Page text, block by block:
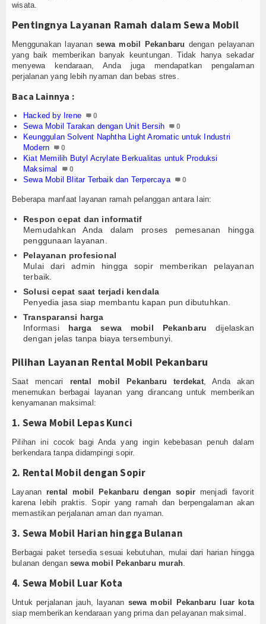
Agenda
Forum
Login
wisata.
Pentingnya Layanan Ramah dalam Sewa Mobil
Menggunakan layanansewa mobil Pekanbaru dengan pelayanan
yang baik memberikan banyak keuntungan. Tidak hanya sekadar
menyewa kendaraan, Anda juga mendapatkan pengalaman
perjalanan yang lebih nyaman dan bebas stres.
Baca Lainnya :
Hacked by Irene 0
Sewa Mobil Tarakan dengan Unit Bersih 0
Keunggulan Solvent Naphtha Light Aromatic untuk Industri
Modern
0
Kiat Memilih Butyl Acrylate Berkualitas untuk Produksi
Maksimal
0
Sewa Mobil Blitar Terbaik dan Terpercaya 0
Beberapa manfaat layanan ramah pelanggan antara lain:
Respon cepat dan informatif
Memudahkan Anda dalam proses pemesanan hingga
penggunaan layanan.
Pelayanan profesional
Mulai dari admin hingga sopir memberikan pelayanan
terbaik.
Solusi cepat saat terjadi kendala
Penyedia jasa siap membantu kapan pun dibutuhkan.
Transparansi harga
Informasi harga sewa mobil Pekanbaru dijelaskan
dengan jelas tanpa biaya tersembunyi.
Pilihan Layanan Rental Mobil Pekanbaru
Saat mencari rental mobil Pekanbaru terdekat, Anda akan
menemukan berbagai layanan yang dirancang untuk memberikan
kenyamanan maksimal:
1. Sewa Mobil Lepas Kunci
Pilihan ini cocok bagi Anda yang ingin kebebasan penuh dalam
berkendara tanpa didampingi sopir.
2. Rental Mobil dengan Sopir
Layanan rental mobil Pekanbaru dengan sopir menjadi favorit
karena lebih praktis. Sopir yang ramah dan berpengalaman akan
memastikan perjalanan aman dan nyaman.
3. Sewa Mobil Harian hingga Bulanan
Berbagai paket tersedia sesuai kebutuhan, mulai dari harian hingga
bulanan dengan sewa mobil Pekanbaru murah.
4. Sewa Mobil Luar Kota
Untuk perjalanan jauh, layanan sewa mobil Pekanbaru luar kota
siap memberikan kendaraan yang prima dan pelayanan maksimal.